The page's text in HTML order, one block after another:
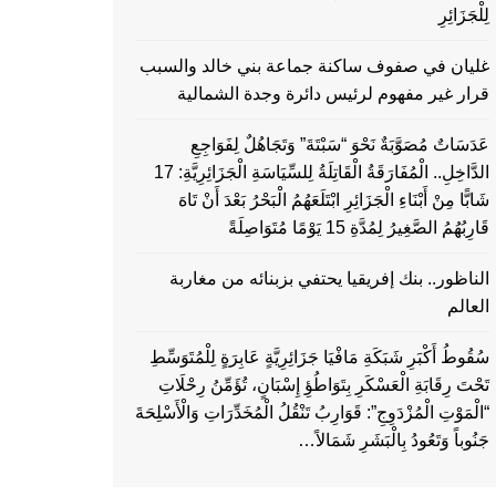
لِلْجَزَائِرِ
غليان في صفوف ساكنة جماعة بني خالد والسبب
قرار غير مفهوم لرئيس دائرة وجدة الشمالية
عَدَسَاتٌ مُصَوَّبَةٌ نَحْوَ “سَبْتَةَ” وَتَجَاهُلٌ لِفَوَاجِعِ
الدَّاخِلِ.. الْمُفَارَقَةُ الْقَاتِلَةُ لِلسِّيَاسَةِ الْجَزَائِرِيَّةِ: 17
شَابًّا مِنْ أَبْنَاءِ الْجَزَائِرِ ابْتَلَعَهُمُ الْبَحْرُ بَعْدَ أَنْ تَاهَ
قَارِبُهُمُ الصَّغِيرُ لِمُدَّةِ 15 يَوْمًا مُتَوَاصِلَةً
الناظور.. بنك إفريقيا يحتفي بزبنائه من مغاربة
العالم
سُقُوطُ أَكْبَرِ شَبَكَةِ مَافْيَا جَزَائِرِيَّةٍ عَابِرَةٍ لِلْمُتَوَسِّطِ
تَحْتَ رِقَابَةِ الْعَسْكَرِ بِتَوَاطُؤِ إِسْبَانٍ، تُؤَمِّنُ رِحْلَاتِ
“الْمَوْتِ الْمُزْدَوِجِ”: قَوَارِبُ تَنْقُلُ الْمُخَدِّرَاتِ وَالْأَسْلِحَةَ
جَنُوباً وَتَعُودُ بِالْبَشَرِ شَمَالاً…